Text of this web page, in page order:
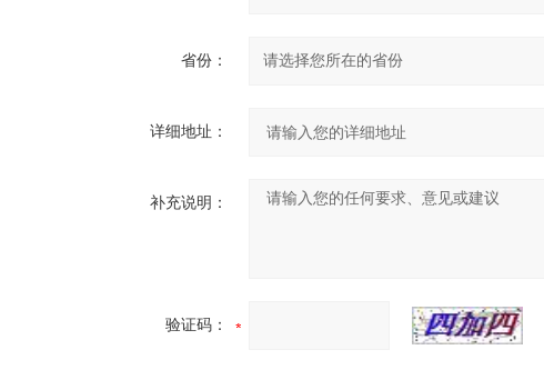
省份：
详细地址：
补充说明：
验证码：